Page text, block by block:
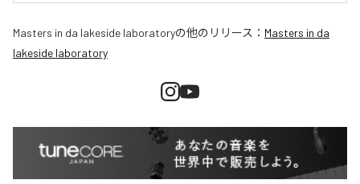
Masters in da lakeside laboratoryの他のリリース： Masters in da
lakeside laboratory